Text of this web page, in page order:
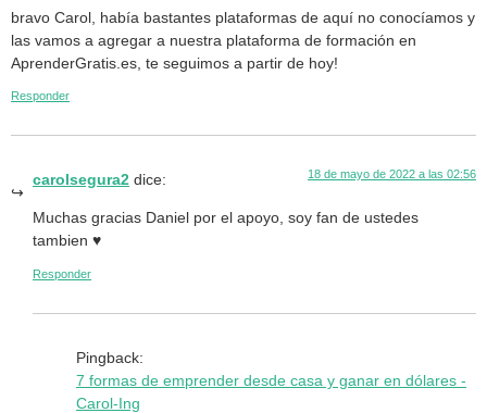
bravo Carol, había bastantes plataformas de aquí no conocíamos y
las vamos a agregar a nuestra plataforma de formación en
AprenderGratis.es, te seguimos a partir de hoy!
Responder
carolsegura2 dice: 18 de mayo de 2022 a las 02:56
Muchas gracias Daniel por el apoyo, soy fan de ustedes
tambien ♥
Responder
Pingback:
7 formas de emprender desde casa y ganar en dólares -
Carol-Ing